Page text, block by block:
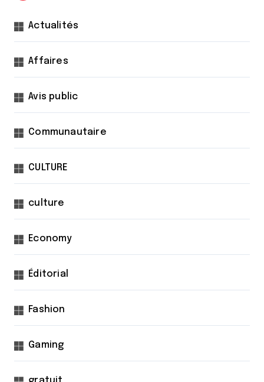
Actualités
Affaires
Avis public
Communautaire
CULTURE
culture
Economy
Éditorial
Fashion
Gaming